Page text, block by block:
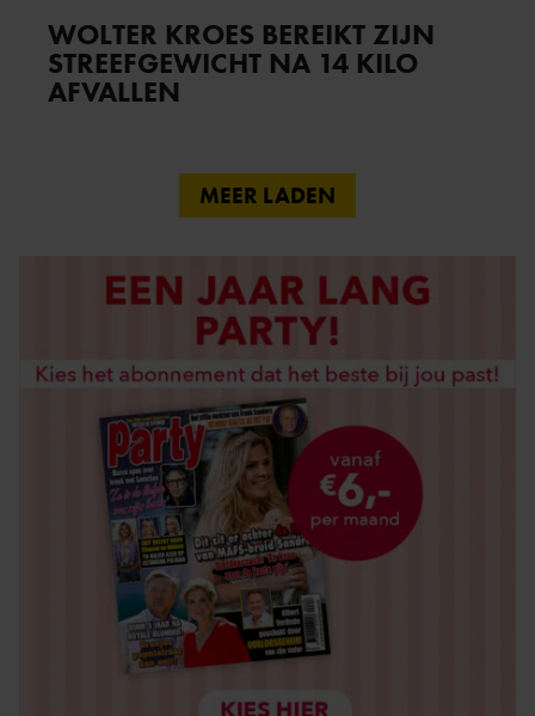
WOLTER KROES BEREIKT ZIJN
STREEFGEWICHT NA 14 KILO
AFVALLEN
MEER LADEN